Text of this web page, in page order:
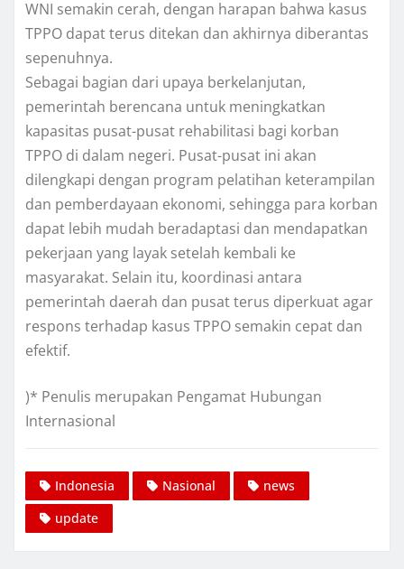
WNI semakin cerah, dengan harapan bahwa kasus
TPPO dapat terus ditekan dan akhirnya diberantas
sepenuhnya.
Sebagai bagian dari upaya berkelanjutan,
pemerintah berencana untuk meningkatkan
kapasitas pusat-pusat rehabilitasi bagi korban
TPPO di dalam negeri. Pusat-pusat ini akan
dilengkapi dengan program pelatihan keterampilan
dan pemberdayaan ekonomi, sehingga para korban
dapat lebih mudah beradaptasi dan mendapatkan
pekerjaan yang layak setelah kembali ke
masyarakat. Selain itu, koordinasi antara
pemerintah daerah dan pusat terus diperkuat agar
respons terhadap kasus TPPO semakin cepat dan
efektif.
)* Penulis merupakan Pengamat Hubungan
Internasional
Indonesia Nasional
news
update